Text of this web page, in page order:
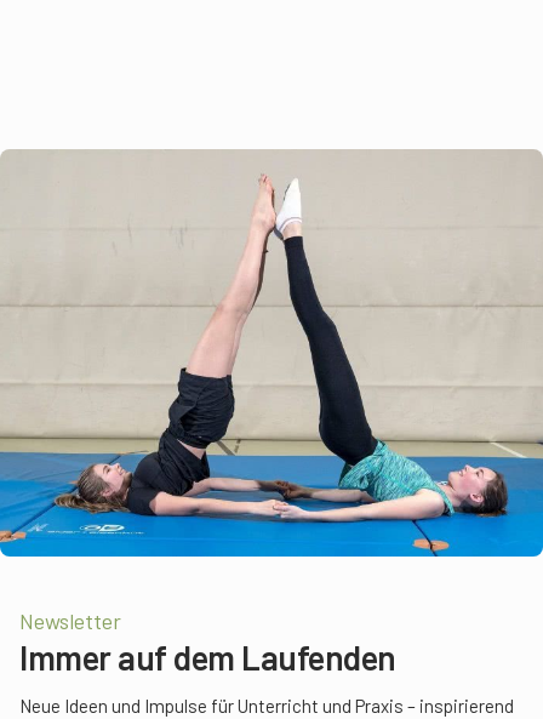
Immer auf dem Laufenden
Newsletter
Neue Ideen und Impulse für Unterricht und Praxis – inspirierend